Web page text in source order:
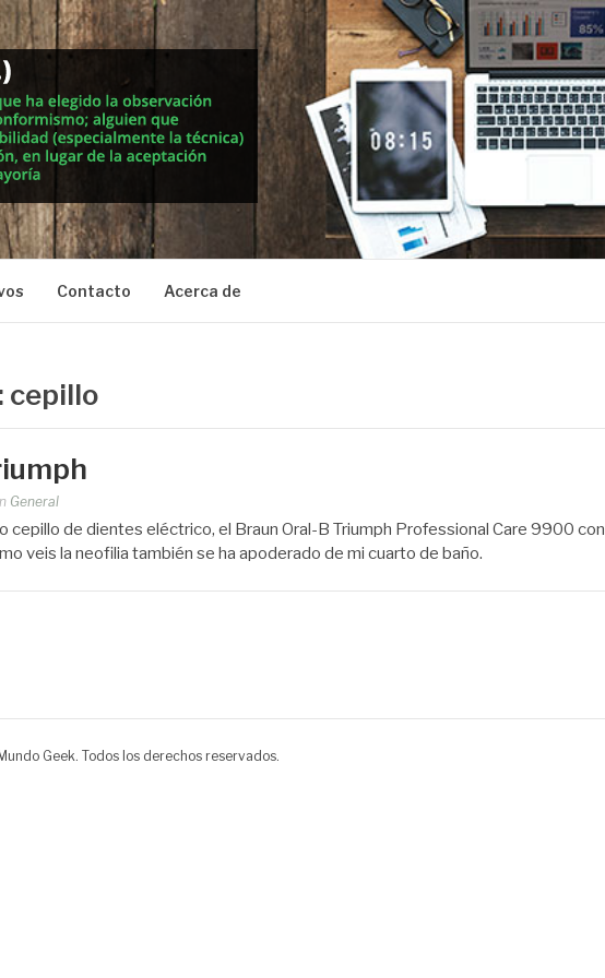
GEEK
la geekosfera
Contacto Acerca de
cepillo
General
cepillo de dientes eléctrico, el Braun Oral-B Triumph Professional Care 9900 con
veis la neofilia también se ha apoderado de mi cuarto de baño.
Geek. Todos los derechos reservados.